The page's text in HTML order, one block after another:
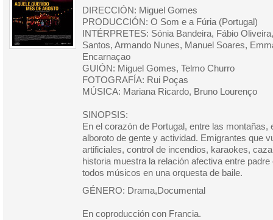
DIRECCIÓN: Miguel Gomes
PRODUCCIÓN: O Som e a Fúria (Portugal)
INTÉRPRETES: Sónia Bandeira, Fábio
Santos, Armando Nunes, Manuel Soares,
Encarnaçao
GUIÓN: Miguel Gomes, Telmo Churro
FOTOGRAFÍA: Rui Poças
MÚSICA: Mariana Ricardo, Bruno Lourenço
SINOPSIS:
En el corazón de Portugal, entre las montañas,
alboroto de gente y actividad. Emigrantes que
artificiales, control de incendios, karaokes,
historia muestra la relación afectiva entre
todos músicos en una orquesta de baile.
GÉNERO: Drama,Documental
En coproducción con Francia.